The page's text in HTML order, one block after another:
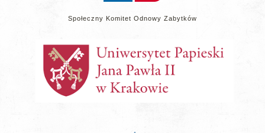
Społeczny Komitet Odnowy Zabytków